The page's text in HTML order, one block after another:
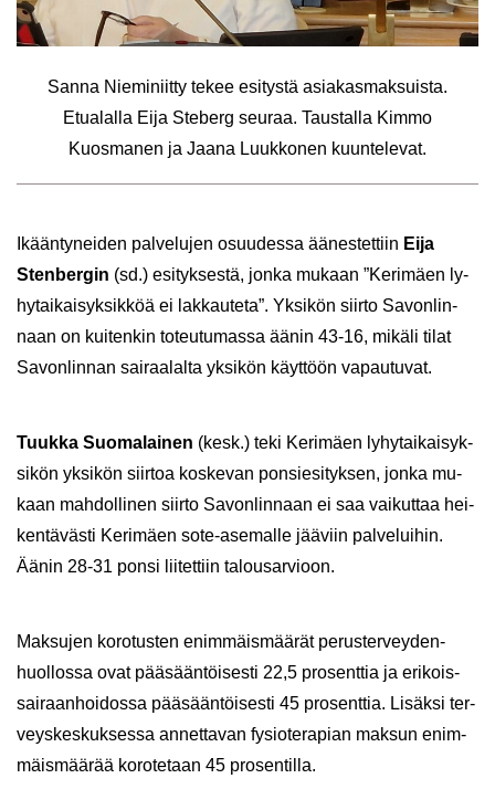
Sanna Nie­mi­niit­ty tekee esi­tys­tä asia­kas­mak­suis­ta.
Etua­lal­la Eija Ste­berg seu­raa. Taus­tal­la Kimmo
Kuos­ma­nen ja Jaana Luuk­ko­nen kuun­te­le­vat.
Ikään­ty­nei­den pal­ve­lu­jen osuu­des­sa ää­nes­tet­tiin Eija
Sten­ber­gin (sd.) esi­tyk­ses­tä, jonka mu­kaan ”Ke­ri­mäen ly­
hy­tai­kai­syk­sik­köä ei lak­kau­te­ta”. Yk­si­kön siir­to Sa­von­lin­
naan on kui­ten­kin to­teu­tu­mas­sa äänin 43-16, mi­kä­li tilat
Sa­von­lin­nan sai­raa­lal­ta yk­si­kön käyt­töön va­pau­tu­vat.
Tuuk­ka Suo­ma­lai­nen (kesk.) teki Ke­ri­mäen ly­hy­tai­kai­syk­
si­kön yk­si­kön siir­toa kos­ke­van pon­sie­si­tyk­sen, jonka mu­
kaan mah­dol­li­nen siir­to Sa­von­lin­naan ei saa vai­kut­taa hei­
ken­tä­väs­ti Ke­ri­mäen sote-​asemalle jää­viin pal­ve­lui­hin.
Äänin 28-31 ponsi lii­tet­tiin ta­lous­ar­vioon.
Mak­su­jen ko­ro­tus­ten enim­mäis­mää­rät pe­rus­ter­vey­den­
huol­los­sa ovat pää­sään­töi­ses­ti 22,5 pro­sent­tia ja eri­kois­
sai­raan­hoi­dos­sa pää­sään­töi­ses­ti 45 pro­sent­tia. Li­säk­si ter­
veys­kes­kuk­ses­sa an­net­ta­van fy­sio­te­ra­pian mak­sun enim­
mäis­mää­rää ko­ro­te­taan 45 pro­sen­til­la.